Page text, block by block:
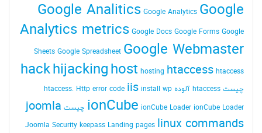
Google Analitics Google Analytics Google
Analytics metrics Google Docs Google Forms Google
Sheets Google Spreadsheet Google Webmaster
hackhijackinghost hosting htaccess htaccess
چیست htaccess آلوده htaccess. Http error code iis install wp
ionCube ionCube Loader ionCube Loader چیست joomla
Joomla Security keepass Landing pages linux commands